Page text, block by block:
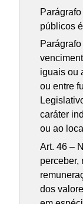
públicos
iguais ou
ou entre
caráter
ou ao
Art. 46 –
perceber,
dos